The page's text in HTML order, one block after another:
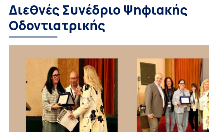
Διεθνές Συνέδριο Ψηφιακής
Οδοντιατρικής